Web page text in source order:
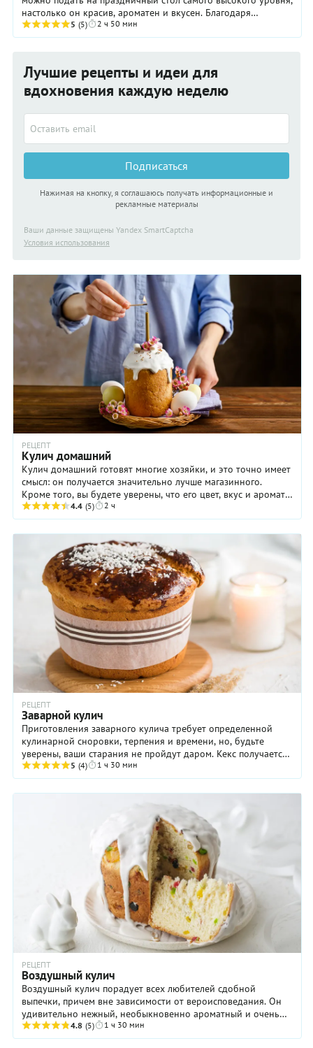
настолько он красив, ароматен и вкусен. Благодаря
шафрану мякиш кулича имеет эффектный ...
5 (5) 2 ч 50 мин
Лучшие рецепты и идеи для
вдохновения каждую неделю
Подписаться
Нажимая на кнопку, я соглашаюсь получать информационные и
рекламные материалы
Ваши данные защищены Yandex SmartCaptcha
Условия использования
РЕЦЕПТ
Кулич домашний
Кулич домашний готовят многие хозяйки, и это точно имеет
смысл: он получается значительно лучше магазинного.
Кроме того, вы будете уверены, что его цвет, вкус и аромат
достигаются за счет натуральных ...
4.4 (5) 2 ч
РЕЦЕПТ
Заварной кулич
Приготовления заварного кулича требует определенной
кулинарной сноровки, терпения и времени, но, будьте
уверены, ваши старания не пройдут даром. Кекс получается
довольно плотным, но при этом нежным и ...
5 (4) 1 ч 30 мин
РЕЦЕПТ
Воздушный кулич
Воздушный кулич порадует всех любителей сдобной
выпечки, причем вне зависимости от вероисповедания. Он
удивительно нежный, необыкновенно ароматный и очень
аппетитный! Но, конечно, поставить такой ...
4.8 (5) 1 ч 30 мин